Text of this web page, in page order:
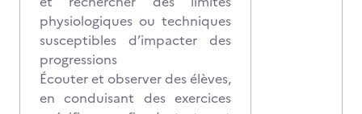
physiologiques ou techniques
susceptibles d’impacter des
progressions
Écouter et observer des élèves,
en conduisant des exercices